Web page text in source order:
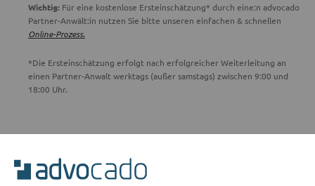
Wichtig: Für eine kostenlose Ersteinschätzung* durch eine:n advocado
Partner-Anwält:in nutzen Sie bitte unseren einfachen & schnellen
Online-Prozess.
*Die Ersteinschätzung erfolgt nach erfolgreicher Weiterleitung an
einen Partner-Anwalt werktags (außer samstags) zwischen 9:00 und
18:00 Uhr.
Unser Serviceteam ist von 8:00 bis 17:00 Uhr für Sie erreichbar.